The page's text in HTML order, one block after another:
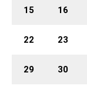
15 16
22 23
29 30